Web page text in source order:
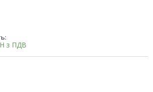
з ПДВ